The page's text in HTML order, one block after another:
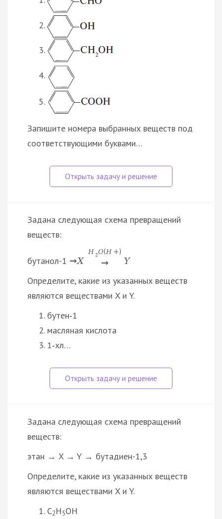
Запишите номера выбранных веществ под
соответствующими буквами…
Задана следующая схема превращений
веществ:
бутанол-1 →X
H 2O(H +)
→ Y
Определите, какие из указанных веществ
являются веществами X и Y.
бутен‑1
масляная кислота
1‑хл…
Задана следующая схема превращений
веществ:
этан → X → Y → бутадиен-1,3
Определите, какие из указанных веществ
являются веществами X и Y.
C2H5OH